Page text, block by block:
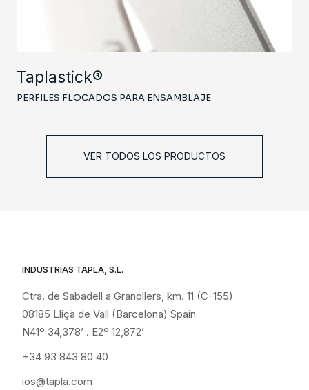
ENSAMBLAJE CINTA FLOCADA
VER TODOS LOS PRODUCTOS
INDUSTRIAS TAPLA, S.L.
Ctra. de Sabadell a Granollers, km. 11 (C-155)
08185 Lliçà de Vall (Barcelona) Spain
N41º 34,378’ . E2º 12,872’
+34 93 843 80 40
ios@tapla.com